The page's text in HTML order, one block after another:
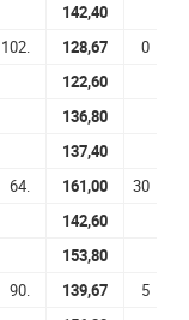
142,40
102. 128,67
0
122,60
136,80
137,40
64. 161,00
30
142,60
153,80
90. 139,67
5